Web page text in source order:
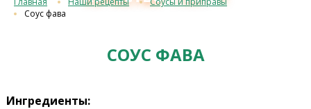
Соус фава
СОУС ФАВА
Ингредиенты: